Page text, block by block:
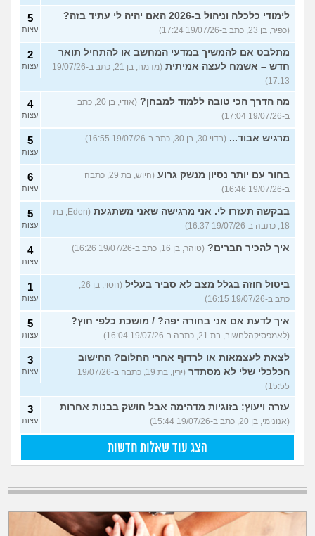
לימודי כלכלה וניהול ב-2026 האם יהיה לי עתיד בזה?
(כפיר, בן 23, כתב ב-19/07/26 17:24)
5
עצות
מתלבט אם להמשיך במדעי המחשב או להתחיל תואר
חדש – אשמח לעצה אמיתית
(מדמח, בן 21, כתב ב-19/07/26
17:13)
2
עצות
מה הדרך הכי טובה ללמוד למבחן?
(אודי, בן 20, כתב
ב-19/07/26 17:04)
4
עצות
מרגיש אבוד... (בדוי 30, בן 30, כתב ב-19/07/26 16:55) 5
עצות
בחור עם יותר נסיון מנשק גרוע
(היוש, בת 29, כתבה
ב-19/07/26 16:46)
6
עצות
בבקשה תעזרו לי. אני מרגישה שאני משתגעת
(Eden, בת
18, כתבה ב-19/07/26 16:37)
5
עצות
איך להכיר חברים? (טוהר, בן 16, כתב ב-19/07/26 16:26) 4
עצות
ביטול חוזה בגלל מצב לא סביר בעליל
(חסוי, בן 26,
כתב ב-19/07/26 16:15)
1
עצות
איך לדעת אם אני בחורה יפה? / מושכת כלפי חוץ?
(לאמפסיקהלחשוב, בת 21, כתבה ב-19/07/26 16:04)
5
עצות
לצאת לעצמאות או לרדוף אחרי החלום? החישוב
הכלכלי שלי לא מסתדר
(ירין, בת 19, כתבה ב-19/07/26
15:55)
3
עצות
עזרה ויעוץ: בזוגיות מדהימה אבל חושק בבנות אחרות
(אנונימי, בן 20, כתב ב-19/07/26 15:44)
3
עצות
הצג עוד שאלות חדשות